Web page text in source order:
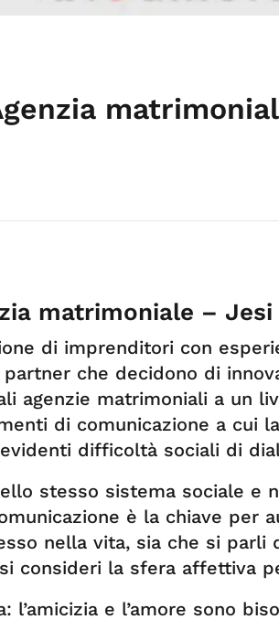
matrimoniale – Jesi
di imprenditori con
che decidono di
agenzie matrimoniali a un
di comunicazione a cui
difficoltà sociali di
stesso sistema sociale e
è la chiave per
nella vita, sia che si parli
consideri la sfera affettiva
l’amicizia e l’amore sono